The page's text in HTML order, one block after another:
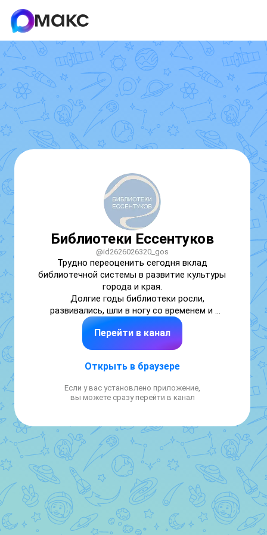
Библиотеки Ессентуков
@id2626026320_gos
Трудно переоценить сегодня вклад
библиотечной системы в развитие культуры
города и края.
     Долгие годы библиотеки росли,
развивались, шли в ногу со временем и
сегодня Централизованная библиотечная
система г. Ессентуки является духовным,
культурным, образовательным и
     В 1977 году в городе была создана ЦБС,
себя шесть библиотек.
Перейти в канал
Открыть в браузере
Если у вас установлено приложение,
вы можете сразу перейти в канал